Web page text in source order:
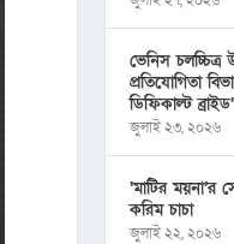
ভেনিস চলচ্চিত্র
প্রতিযোগিতা
ডিফিকাল্ট ব্রাইড’
জুলাই ২৩, ২০২৬
‘মাটির
করিম চাচা
জুলাই ২২, ২০২৬